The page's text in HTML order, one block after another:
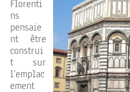
Florenti
ns
pensaie
nt être
construi
t sur
l’emplac
ement